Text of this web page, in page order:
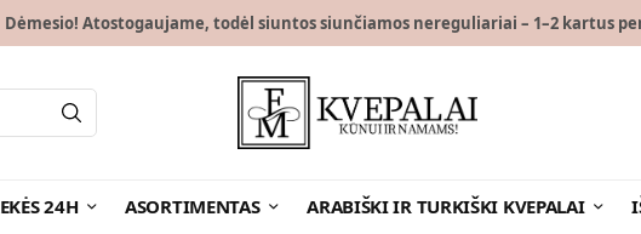
Dėmesio! Atostogaujame, todėl siuntos siunčiamos nereguliariai – 1–2 kartus
24H ASORTIMENTAS ARABIŠKI IR TURKIŠKI KVEPALAI